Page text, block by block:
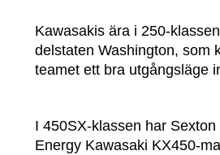
Kawasakis ära i 250-
delstaten Washington, som
teamet ett bra utgångsläge
I 450SX-klassen har
Energy Kawasaki KX450-